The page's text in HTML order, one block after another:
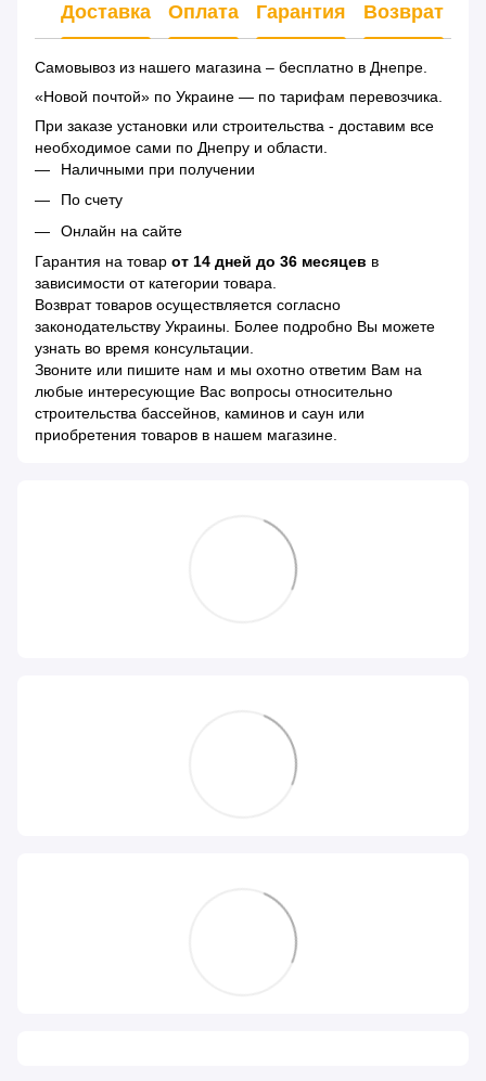
Доставка Оплата Гарантия Возврат
Самовывоз из нашего магазина – бесплатно в Днепре.
«Новой почтой» по Украине — по тарифам перевозчика.
При заказе установки или строительства - доставим все
необходимое сами по Днепру и области.
Наличными при получении
По счету
Онлайн на сайте
Гарантия на товар от 14 дней до 36 месяцев в
зависимости от категории товара.
Возврат товаров осуществляется согласно
законодательству Украины. Более подробно Вы можете
узнать во время консультации.
Звоните или пишите нам и мы охотно ответим Вам на
любые интересующие Вас вопросы относительно
строительства бассейнов, каминов и саун или
приобретения товаров в нашем магазине.